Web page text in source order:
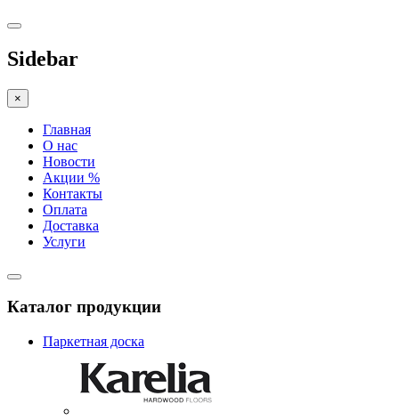
Sidebar
×
Главная
О нас
Новости
Акции %
Контакты
Оплата
Доставка
Услуги
Каталог продукции
Паркетная доска